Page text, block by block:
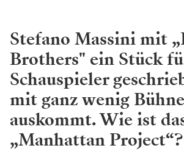
Stefano Massini mit
Brothers" ein Stück
Schauspieler
mit ganz wenig
auskommt. Wie ist
„Manhattan Project“?